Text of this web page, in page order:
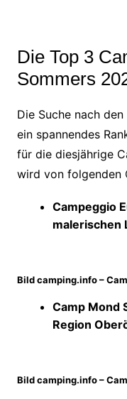
Die Top 3
Sommers
Die Suche nach
ein spannendes
für die diesjährige
wird von folgenden
Campeggio
malerischen
Bild camping.info –
Camp Mond
Region
Bild camping.info –